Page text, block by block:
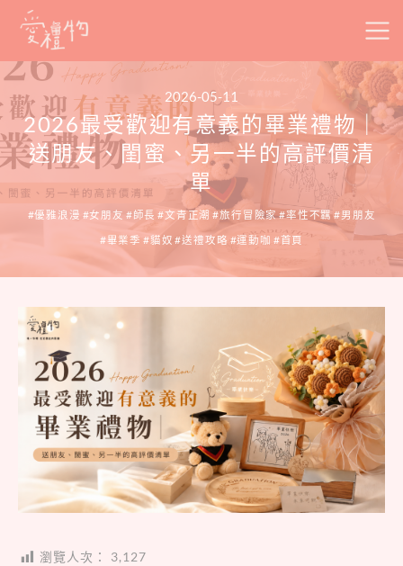
Skip
content
2026-05-11
2026最受歡迎有意義的畢業禮物｜
送朋友、閨蜜、另一半的高評價清
單
優雅浪漫 女朋友 師長 文青正潮 旅行冒險家 率性不羈 男朋友
畢業季 貓奴 送禮攻略 運動咖 首頁
瀏覽人次： 3,127